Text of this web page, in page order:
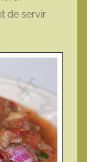
de servir